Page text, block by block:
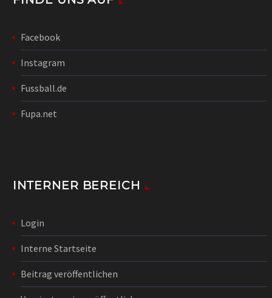
Facebook
Instagram
Fussball.de
Fupa.net
INTERNER BEREICH
Login
Interne Startseite
Beitrag veröffentlichen